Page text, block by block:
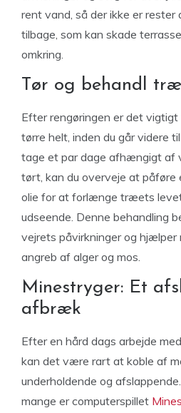
rent vand, så der ikke er rester
tilbage, som kan skade
omkring.
Tør og behandl
Efter rengøringen er det
tørre helt, inden du går videre
tage et par dage afhængigt af
tørt, kan du overveje at
olie for at forlænge træets
udseende. Denne behandling
vejrets påvirkninger og hjælper
angreb af alger og mos.
Minestryger: Et
afbræk
Efter en hård dags arbejde
kan det være rart at koble af
underholdende og
mange er computerspillet